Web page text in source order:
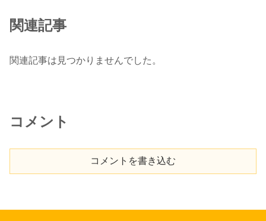
関連記事
関連記事は見つかりませんでした。
コメント
コメントを書き込む